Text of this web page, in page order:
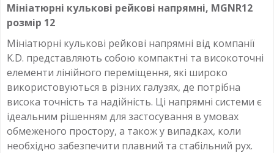
Мініатюрні кулькові рейкові напрямні, MGNR12
розмір 12
Мініатюрні кулькові рейкові напрямні від компанії
K.D. представляють собою компактні та високоточні
елементи лінійного переміщення, які широко
використовуються в різних галузях, де потрібна
висока точність та надійність. Ці напрямні системи є
ідеальним рішенням для застосування в умовах
обмеженого простору, а також у випадках, коли
необхідно забезпечити плавний та стабільний рух.